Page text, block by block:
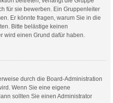
für sie bewerben. Ein Gruppenleiter
Er könnte fragen, warum Sie in die
Bitte belästige keinen
wird einen Grund dafür haben.
durch die Board-Administration
Wenn Sie eine eigene
sollten Sie einen Administrator